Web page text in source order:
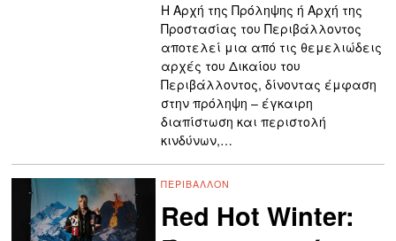
Η Αρχή της Πρόληψης ή Αρχή της
Προστασίας του Περιβάλλοντος
αποτελεί μια από τις θεμελιώδεις
αρχές του Δικαίου του
Περιβάλλοντος, δίνοντας έμφαση
στην πρόληψη – έγκαιρη
διαπίστωση και περιστολή
κινδύνων,…
ΠΕΡΙΒΆΛΛΟΝ
Red Hot Winter: